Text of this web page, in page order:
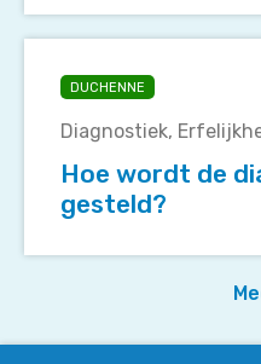
Becker?
wordt
diagnose
Duchenne
gesteld?
DUCHENNE
Diagnostiek
Hoe wordt de
gesteld?